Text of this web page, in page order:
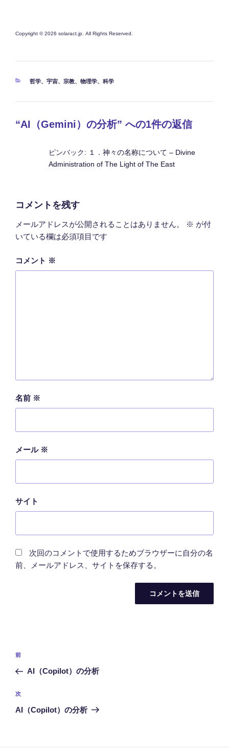
Copyright © 2026 solaract.jp. All Rights Reserved.
カ
哲学、 宇宙、 宗教、 物理学、 科学
“AI（Gemini）の分析” への1件の返信
ピンバック: １．神々の名称について – Divine
Administration of The Light of The East
コメントを残す
メールアドレスが公開されることはありません。 ※ が付
いている欄は必須項目です
コメント ※
名前 ※
メール ※
サイト
次回のコメントで使用するためブラウザーに自分の名
前、メールアドレス、サイトを保存する。
投
ナ
ビ
ゲ
ョ
前
の
稿
前
AI（Copilot）の分析
次
の
次
AI（Copilot）の分析